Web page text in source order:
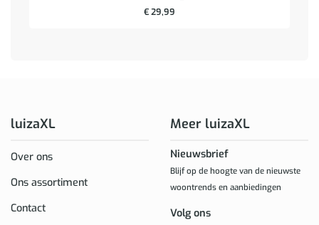
€29,99
luizaXL
Over ons
Ons assortiment
Contact
Meer luizaXL
Nieuwsbrief
Blijf op de hoogte van de nieuwste
woontrends en aanbiedingen
Volg ons